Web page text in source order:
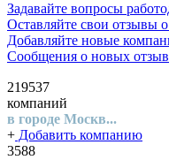
Задавайте вопросы
Оставляйте свои отзывы о
Добавляйте новые
Сообщения о новых
219537
компаний
в городе Москв...
+ Добавить компанию
3588